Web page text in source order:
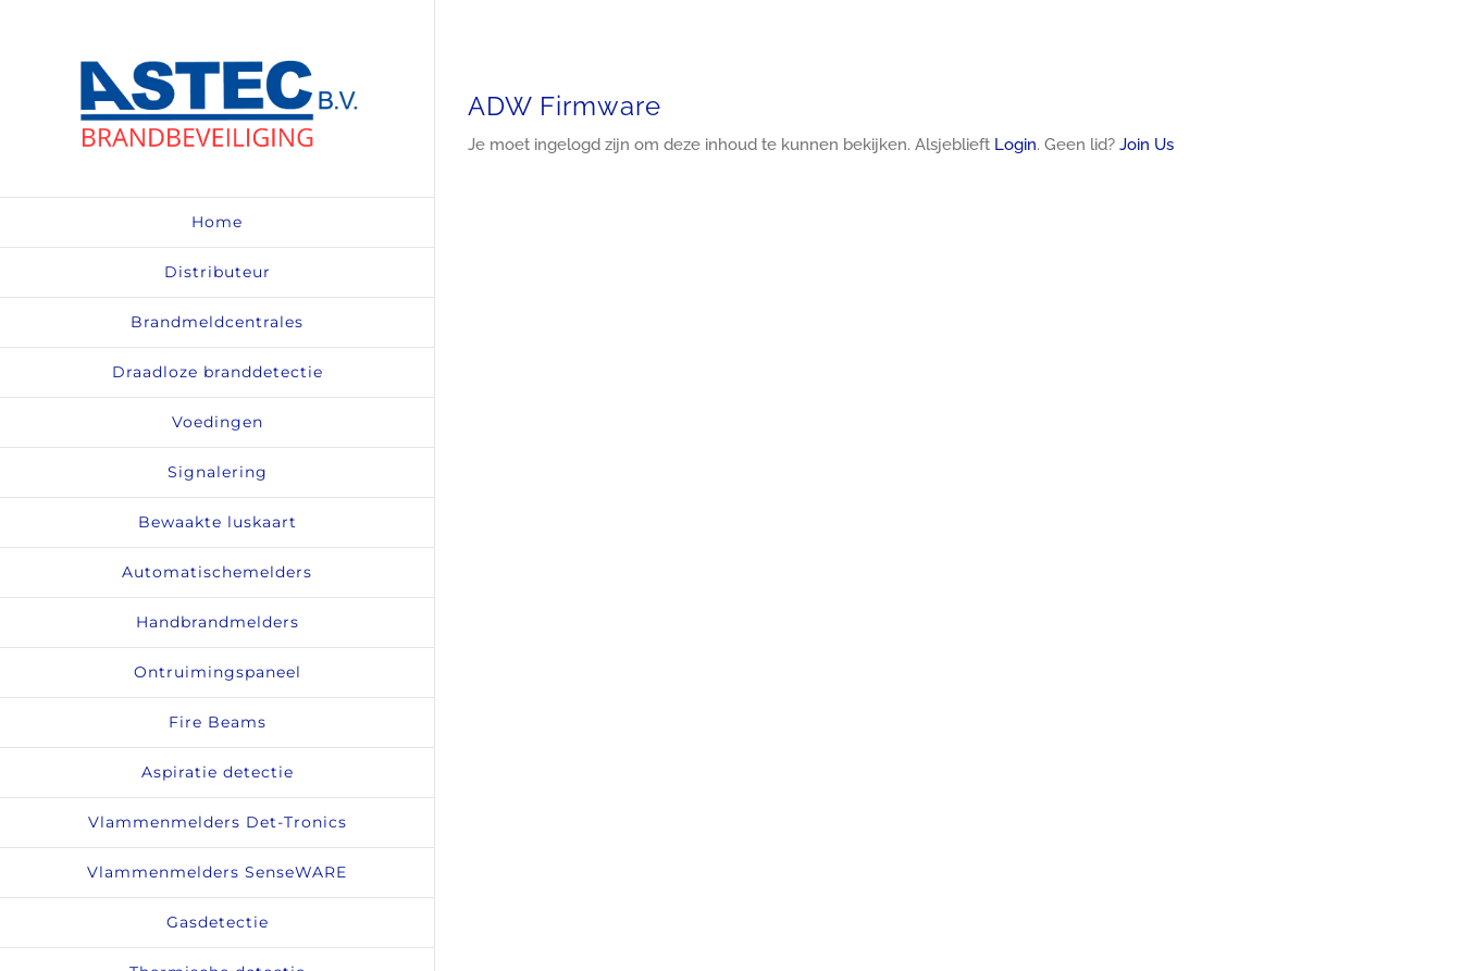
Home
Distributeur
Brandmeldcentrales
Draadloze branddetectie
Voedingen
Signalering
Bewaakte luskaart
Automatischemelders
Handbrandmelders
Ontruimingspaneel
Fire Beams
Aspiratie detectie
Vlammenmelders Det-Tronics
Vlammenmelders SenseWARE
Gasdetectie
ADW Firmware
Je moet ingelogd zijn om deze inhoud te kunnen bekijken. Alsjeblieft Login. Geen lid? Join Us